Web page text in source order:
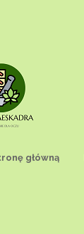
główną